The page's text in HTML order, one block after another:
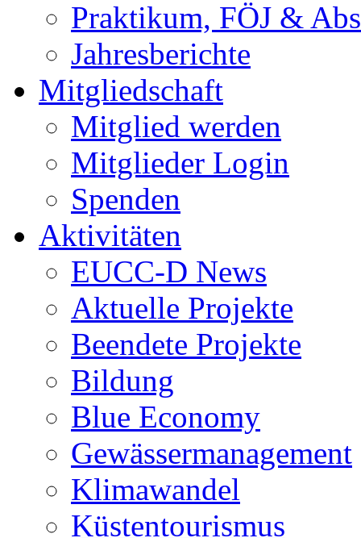
Praktikum, FÖJ &
Jahresberichte
Mitgliedschaft
Mitglied werden
Mitglieder Login
Spenden
Aktivitäten
EUCC-D News
Aktuelle Projekte
Beendete Projekte
Bildung
Blue Economy
Gewässermanagement
Klimawandel
Küstentourismus